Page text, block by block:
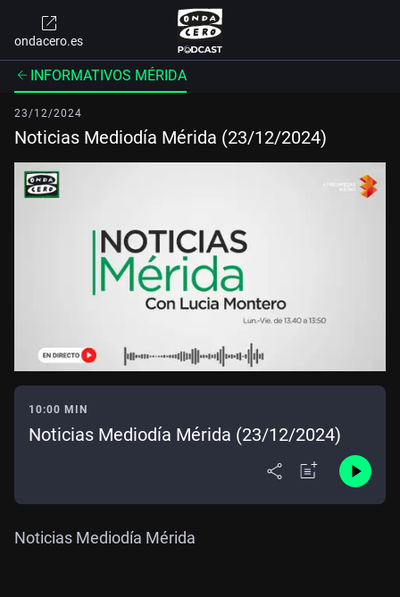
ondacero.es
INFORMATIVOS MÉRIDA
23/12/2024
Noticias Mediodía Mérida (23/12/2024)
10:00 MIN
Noticias Mediodía Mérida (23/12/2024)
Noticias Mediodía Mérida